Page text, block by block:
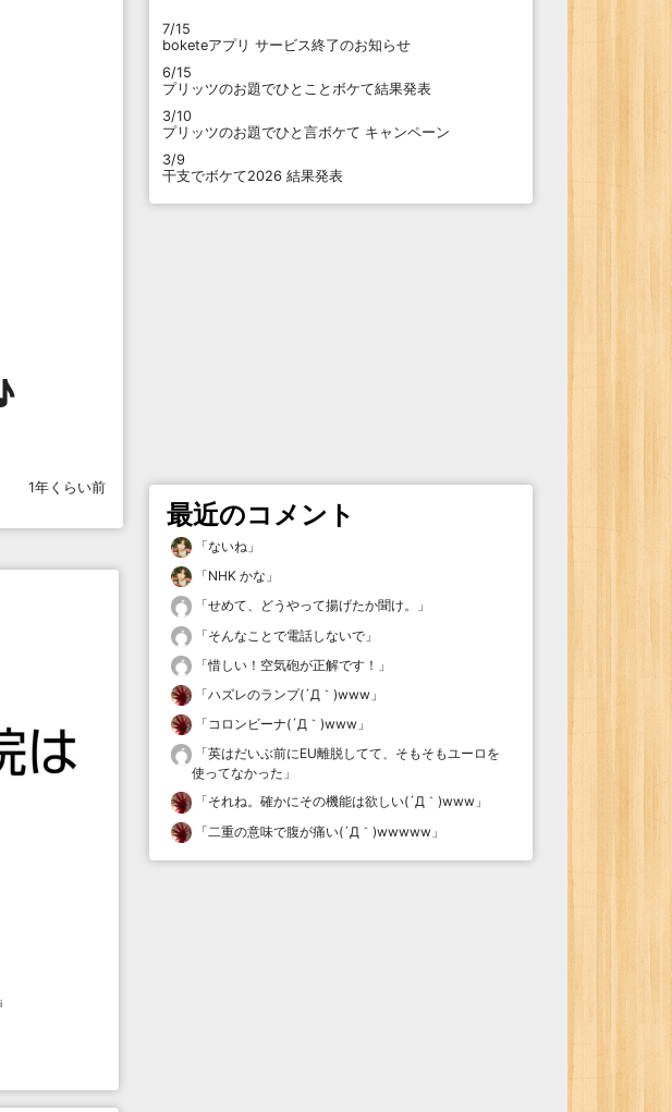
1年くらい前
7/15
boketeアプリ サービス終了のお知らせ
6/15
プリッツのお題でひとことボケて結果発表
3/10
プリッツのお題でひと言ボケて キャンペーン
3/9
干支でボケて2026 結果発表
最近のコメント
「ないね 」
「NHK かな 」
「せめて、どうやって揚げたか聞け。
」
「そんなことで電話しないで 」
「惜しい！空気砲が正解です！ 」
「ハズレのランプ(´Д｀)www 」
「コロンビーナ(´Д｀)www 」
「英はだいぶ前にEU離脱してて、そもそもユーロを
使ってなかった 」
「それね。確かにその機能は欲しい(´Д｀)www 」
「二重の意味で腹が痛い(´Д｀)wwwww 」